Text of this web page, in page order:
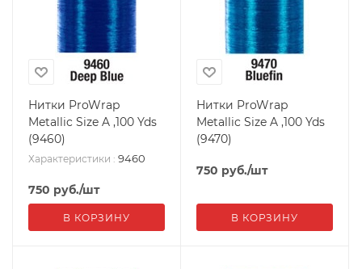
Нитки ProWrap
Metallic Size A ,100 Yds
(9460)
Характеристики : 9460
750 руб./шт
В КОРЗИНУ
Нитки ProWrap
Metallic Size A ,100 Yds
(9470)
750 руб./шт
В КОРЗИНУ